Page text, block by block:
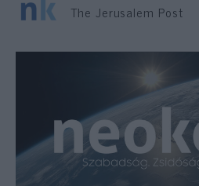
The Jerusalem Post